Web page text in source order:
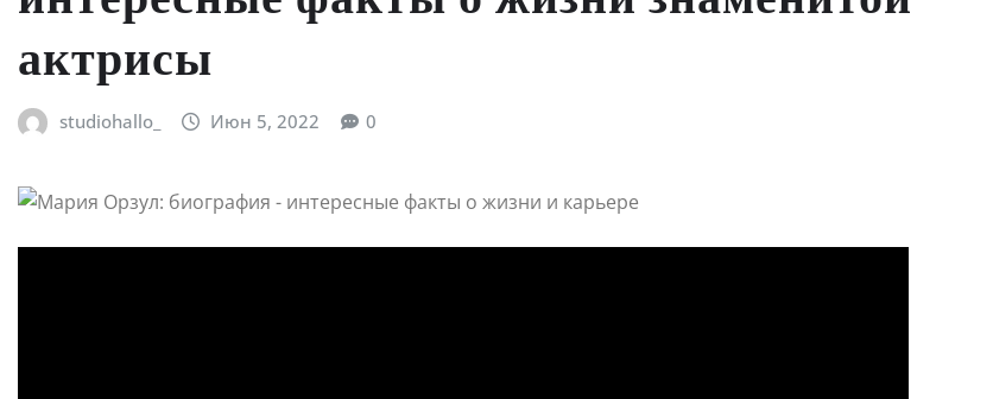
актрисы
studiohallo_ Июн 5, 2022 0